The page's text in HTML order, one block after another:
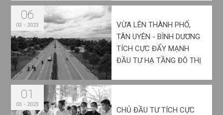
06
03 - 2023
VỪA LÊN THÀNH PHỐ,
TÂN UYÊN - BÌNH DƯƠNG
TÍCH CỰC ĐẨY MẠNH
ĐẦU TƯ HẠ TẦNG ĐÔ THỊ
01
03 - 2023
CHỦ ĐẦU TƯ TÍCH CỰC